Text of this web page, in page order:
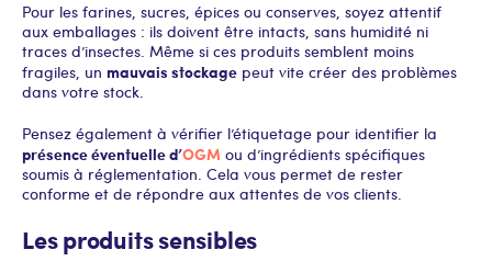
Pour les farines, sucres, épices ou conserves, soyez attentif
aux emballages : ils doivent être intacts, sans humidité ni
traces d’insectes. Même si ces produits semblent moins
fragiles, un mauvais stockage peut vite créer des problèmes
dans votre stock.
Pensez également à vérifier l’étiquetage pour identifier la
présence éventuelle d’OGM ou d’ingrédients spécifiques
soumis à réglementation. Cela vous permet de rester
conforme et de répondre aux attentes de vos clients.
Les produits sensibles